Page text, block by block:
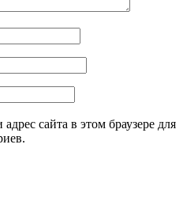
сайта в этом браузере для